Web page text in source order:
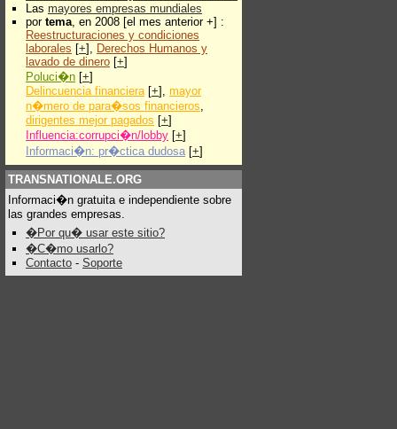
Las mayores empresas mundiales
por tema, en 2008 [el mes anterior +] :
Reestructuraciones y condiciones
laborales [+], Derechos Humanos y
lavado de dinero [+]
Poluci�n [+]
Delincuencia financiera[+], mayor
n�mero de para�sos financieros,
dirigentes mejor pagados [+]
Influencia:corrupci�n/lobby [+]
Informaci�n: pr�ctica dudosa [+]
TRANSNATIONALE.ORG
Informaci�n gratuita e independiente sobre
las grandes empresas.
�Por qu� usar este sitio?
�C�mo usarlo?
Contacto - Soporte